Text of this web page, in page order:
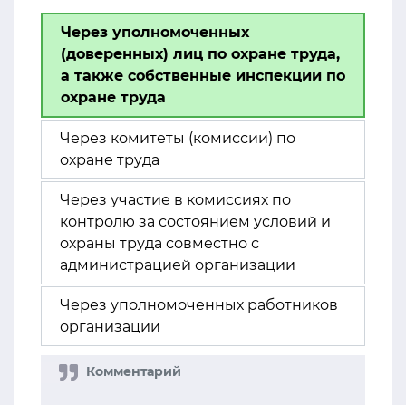
Через уполномоченных
(доверенных) лиц по охране труда,
а также собственные инспекции по
охране труда
Через комитеты (комиссии) по
охране труда
Через участие в комиссиях по
контролю за состоянием условий и
охраны труда совместно с
администрацией организации
Через уполномоченных работников
организации